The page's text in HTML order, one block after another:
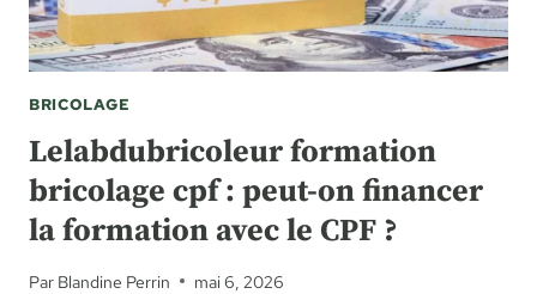
BRICOLAGE
Lelabdubricoleur formation
bricolage cpf : peut-on financer
la formation avec le CPF ?
Par Blandine Perrin mai 6, 2026